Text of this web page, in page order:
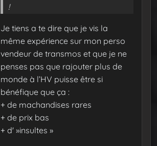
!
Je tiens a te dire que je vis la
même expérience sur mon perso
vendeur de transmos et que je ne
penses pas que rajouter plus de
monde à l’HV puisse être si
bénéfique que ça :
+ de machandises rares
+ de prix bas
+ d' »insultes »